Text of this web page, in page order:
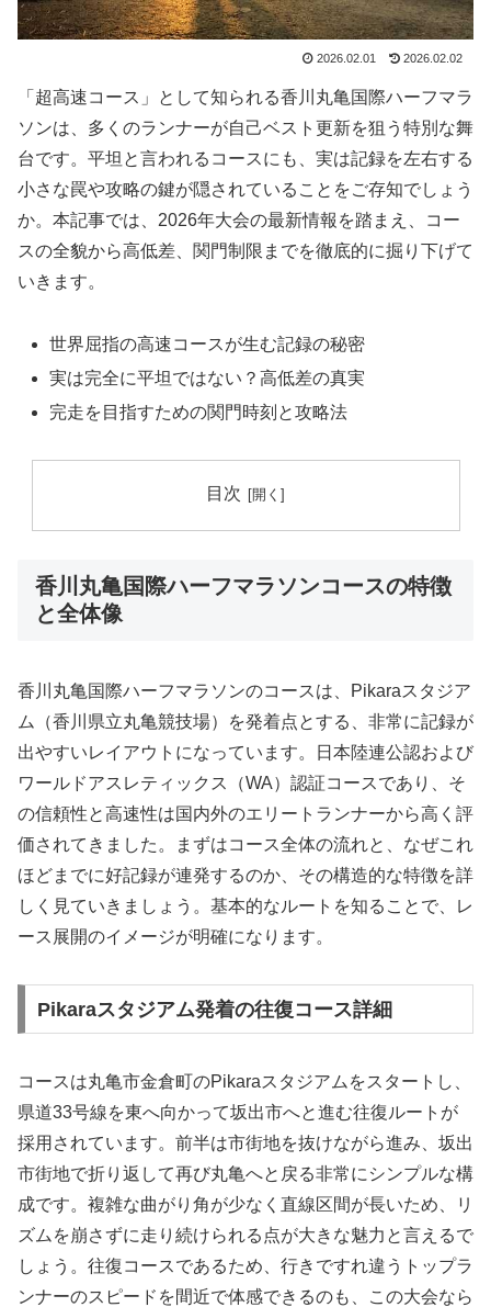
2026.02.01 2026.02.02
「超高速コース」として知られる香川丸亀国際ハーフマラ
ソンは、多くのランナーが自己ベスト更新を狙う特別な舞
台です。平坦と言われるコースにも、実は記録を左右する
小さな罠や攻略の鍵が隠されていることをご存知でしょう
か。本記事では、2026年大会の最新情報を踏まえ、コー
スの全貌から高低差、関門制限までを徹底的に掘り下げて
いきます。
世界屈指の高速コースが生む記録の秘密
実は完全に平坦ではない？高低差の真実
完走を目指すための関門時刻と攻略法
目次
香川丸亀国際ハーフマラソンコースの特徴
と全体像
香川丸亀国際ハーフマラソンのコースは、Pikaraスタジア
ム（香川県立丸亀競技場）を発着点とする、非常に記録が
出やすいレイアウトになっています。日本陸連公認および
ワールドアスレティックス（WA）認証コースであり、そ
の信頼性と高速性は国内外のエリートランナーから高く評
価されてきました。まずはコース全体の流れと、なぜこれ
ほどまでに好記録が連発するのか、その構造的な特徴を詳
しく見ていきましょう。基本的なルートを知ることで、レ
ース展開のイメージが明確になります。
Pikaraスタジアム発着の往復コース詳細
コースは丸亀市金倉町のPikaraスタジアムをスタートし、
県道33号線を東へ向かって坂出市へと進む往復ルートが
採用されています。前半は市街地を抜けながら進み、坂出
市街地で折り返して再び丸亀へと戻る非常にシンプルな構
成です。複雑な曲がり角が少なく直線区間が長いため、リ
ズムを崩さずに走り続けられる点が大きな魅力と言えるで
しょう。往復コースであるため、行きですれ違うトップラ
ンナーのスピードを間近で体感できるのも、この大会なら